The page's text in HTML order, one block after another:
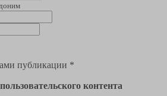
публикации *
контента